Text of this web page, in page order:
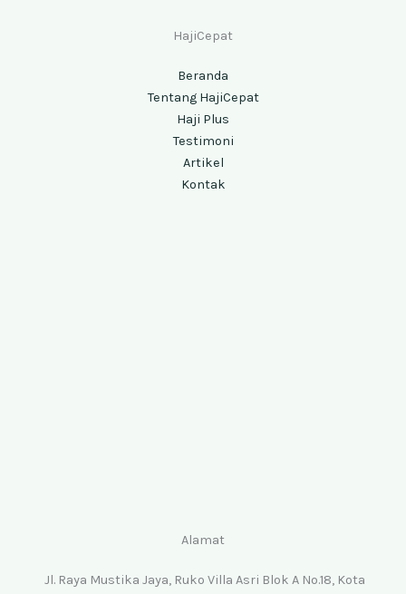
HajiCepat
Beranda
Tentang HajiCepat
Haji Plus
Testimoni
Artikel
Kontak
Alamat
Jl. Raya Mustika Jaya, Ruko Villa Asri Blok A No.18, Kota